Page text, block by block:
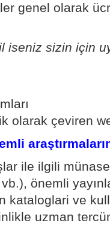
genel olarak
iseniz sizin için
olarak çeviren
ile ilgili
önemli
kataloglari ve
uzman